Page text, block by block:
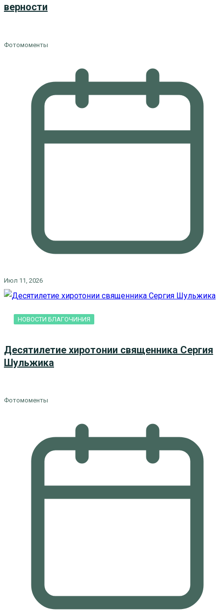
верности
Фотомоменты
Июл 11, 2026
НОВОСТИ БЛАГОЧИНИЯ
Десятилетие хиротонии священника Сергия
Шульжика
Фотомоменты